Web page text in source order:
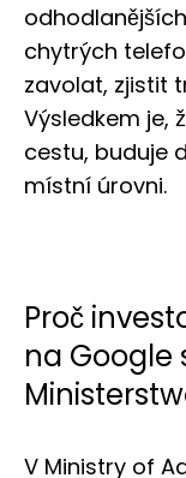
chytrých
zavolat, zjistit
Výsledkem je,
cestu, buduje
místní úrovni.
Proč
na Google
V Ministry of